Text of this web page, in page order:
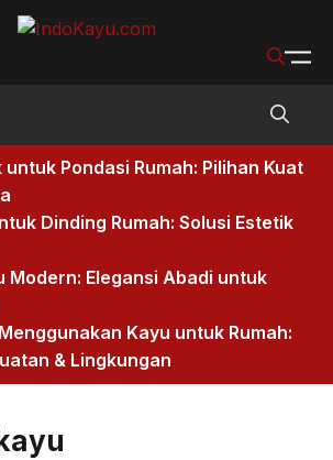
Pondasi Rumah: Pilihan Kuat
Dinding Rumah: Solusi Estetik
Modern: Elegansi Abadi untuk
Kayu untuk Rumah:
& Lingkungan